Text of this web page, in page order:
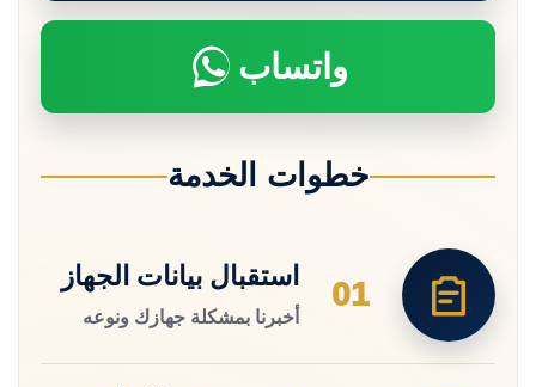
واتساب
خطوات الخدمة
01
استقبال بيانات الجهاز
أخبرنا بمشكلة جهازك ونوعه